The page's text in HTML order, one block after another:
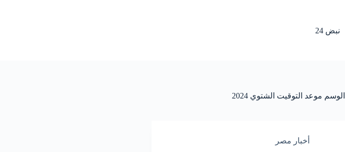
نبض 24
الوسم موعد التوقيت الشتوي 2024
أخبار مصر